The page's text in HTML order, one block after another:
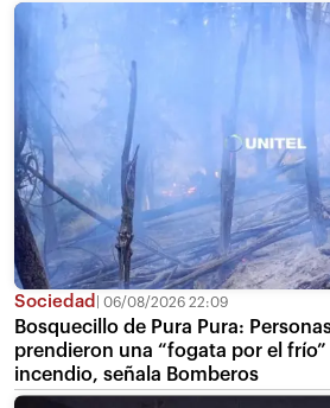
Sociedad 06/08/2026 22:09
Bosquecillo de Pura Pura:
prendieron una “fogata por el
incendio, señala Bomberos